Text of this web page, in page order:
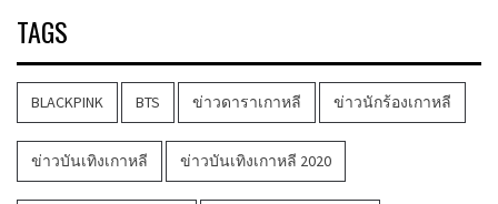
TAGS
BLACKPINK BTS ข่าวดาราเกาหลี ข่าวนักร้องเกาหลี
ข่าวบันเทิงเกาหลี ข่าวบันเทิงเกาหลี 2020